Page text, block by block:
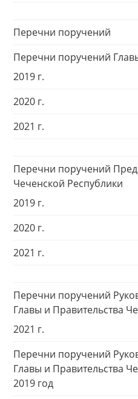
Перечни поручений
Перечни поручений
2019 г.
2020 г.
2021 г.
Перечни поручений
Чеченской Республики
2019 г.
2020 г.
2021 г.
Перечни поручений
Главы и Правительства
2021 г.
Перечни поручений
Главы и Правительства
2019 год